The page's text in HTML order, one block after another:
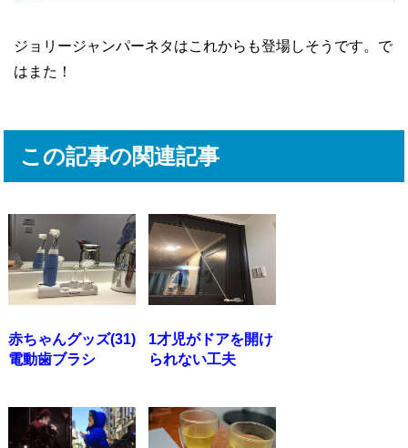
ジョリージャンパーネタはこれからも登場しそうです。で
はまた！
この記事の関連記事
赤ちゃんグッズ(31)
電動歯ブラシ
1才児がドアを開け
られない工夫